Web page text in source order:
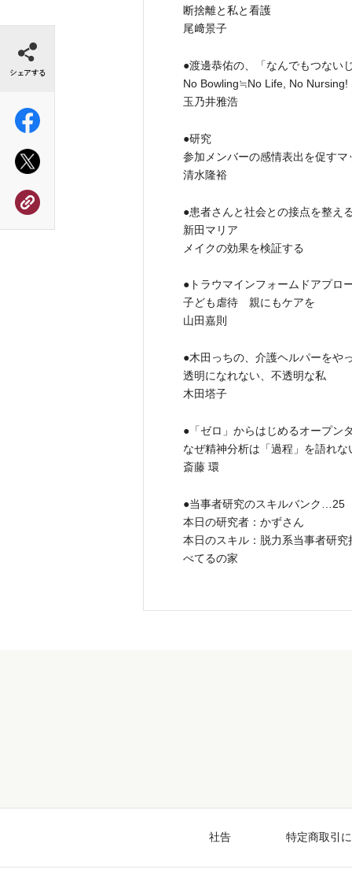
断捨離と私と看護
尾﨑景子
●渡邊恭佑の、「なんでもつない
No Bowling≒No Life, No Nursing!
玉乃井雅浩
●研究
参加メンバーの感情表出を促す
清水隆裕
●患者さんと社会との接点を整え
新田マリア
メイクの効果を検証する
●トラウマインフォームドアプロ
子ども虐待 親にもケアを
山田嘉則
●木田っちの、介護ヘルパーをや
透明になれない、不透明な私
木田塔子
●「ゼロ」からはじめるオープン
なぜ精神分析は「過程」を語れな
斎藤 環
●当事者研究のスキルバンク…25
本日の研究者：かずさん
本日のスキル：脱力系当事者研究
べてるの家
社告 特定商取引